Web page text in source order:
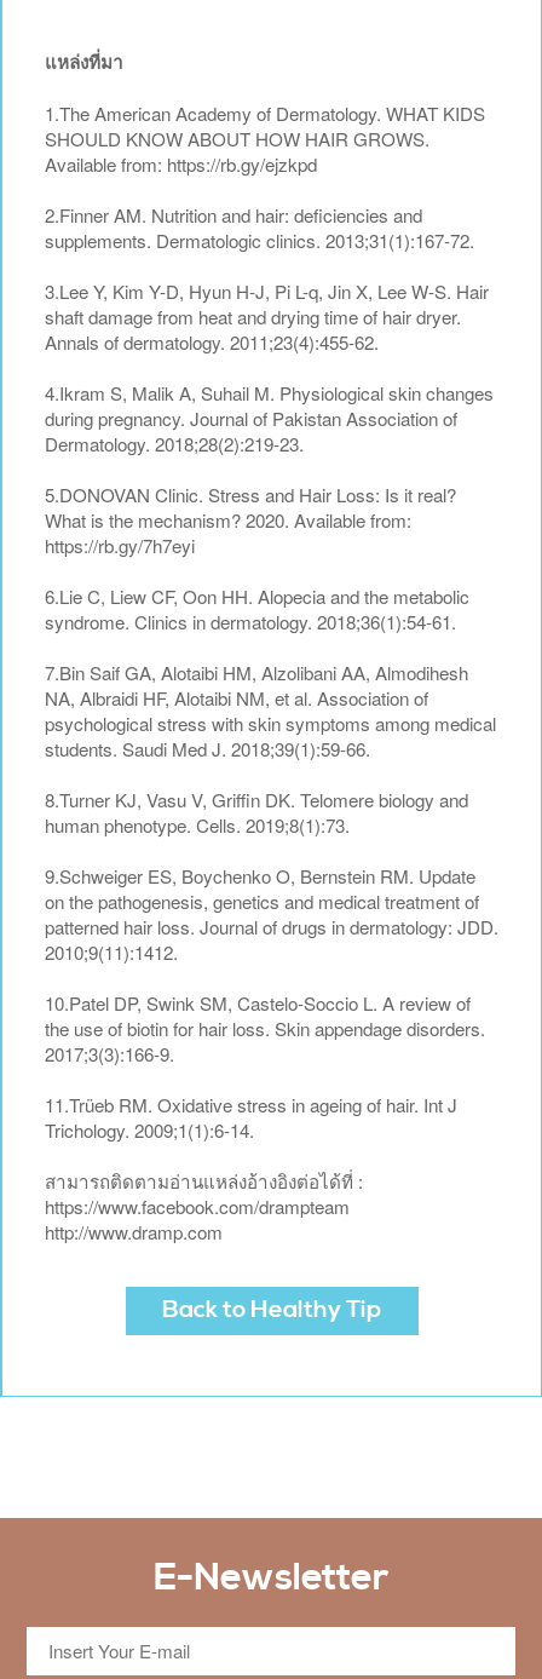
แหล่งที่มา
1.The American Academy of Dermatology. WHAT KIDS
SHOULD KNOW ABOUT HOW HAIR GROWS.
Available from: https://rb.gy/ejzkpd
2.Finner AM. Nutrition and hair: deficiencies and
supplements. Dermatologic clinics. 2013;31(1):167-72.
3.Lee Y, Kim Y-D, Hyun H-J, Pi L-q, Jin X, Lee W-S. Hair
shaft damage from heat and drying time of hair dryer.
Annals of dermatology. 2011;23(4):455-62.
4.Ikram S, Malik A, Suhail M. Physiological skin changes
during pregnancy. Journal of Pakistan Association of
Dermatology. 2018;28(2):219-23.
5.DONOVAN Clinic. Stress and Hair Loss: Is it real?
What is the mechanism? 2020. Available from:
https://rb.gy/7h7eyi
6.Lie C, Liew CF, Oon HH. Alopecia and the metabolic
syndrome. Clinics in dermatology. 2018;36(1):54-61.
7.Bin Saif GA, Alotaibi HM, Alzolibani AA, Almodihesh
NA, Albraidi HF, Alotaibi NM, et al. Association of
psychological stress with skin symptoms among medical
students. Saudi Med J. 2018;39(1):59-66.
8.Turner KJ, Vasu V, Griffin DK. Telomere biology and
human phenotype. Cells. 2019;8(1):73.
9.Schweiger ES, Boychenko O, Bernstein RM. Update
on the pathogenesis, genetics and medical treatment of
patterned hair loss. Journal of drugs in dermatology: JDD.
2010;9(11):1412.
10.Patel DP, Swink SM, Castelo-Soccio L. A review of
the use of biotin for hair loss. Skin appendage disorders.
2017;3(3):166-9.
11.Trüeb RM. Oxidative stress in ageing of hair. Int J
Trichology. 2009;1(1):6-14.
สามารถติดตามอ่านแหล่งอ้างอิงต่อได้ที่ :
https://www.facebook.com/drampteam
http://www.dramp.com
Back to Healthy Tip
E-Newsletter